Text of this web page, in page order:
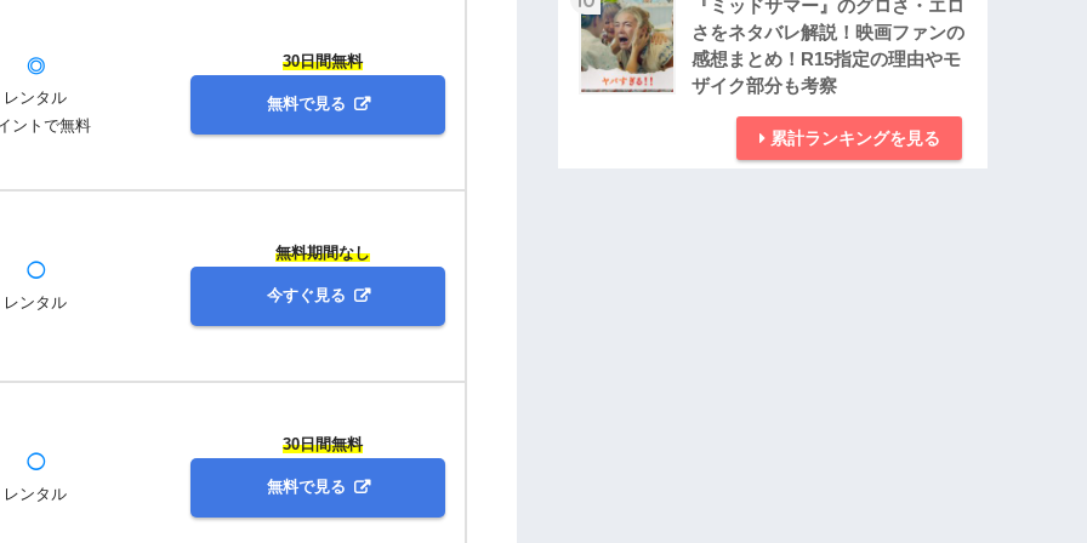
◎
レンタル
ントで無料
30日間無料
無料で見る
◯
レンタル
無料期間なし
今すぐ見る
◯
レンタル
30日間無料
無料で見る
『ミッドサマー』のグロさ・エロ
さをネタバレ解説！映画ファンの
感想まとめ！R15指定の理由やモ
ザイク部分も考察
累計ランキングを見る